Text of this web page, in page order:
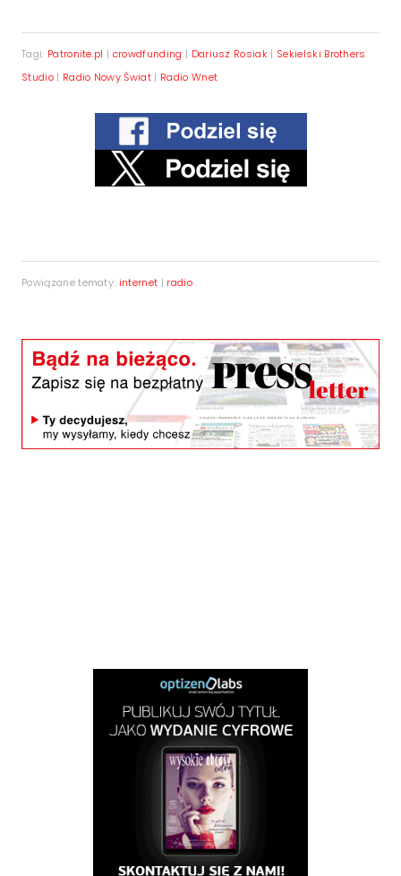
Tagi: Patronite.pl | crowdfunding | Dariusz Rosiak | Sekielski Brothers
Studio| Radio Nowy Świat | Radio Wnet
Powiązane tematy: internet | radio